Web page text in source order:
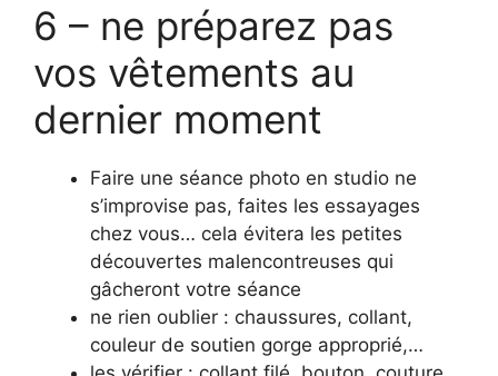
6 – ne préparez pas
vos vêtements au
dernier moment
Faire une séance photo en studio ne
s’improvise pas, faites les essayages
chez vous… cela évitera les petites
découvertes malencontreuses qui
gâcheront votre séance
ne rien oublier : chaussures, collant,
couleur de soutien gorge approprié,…